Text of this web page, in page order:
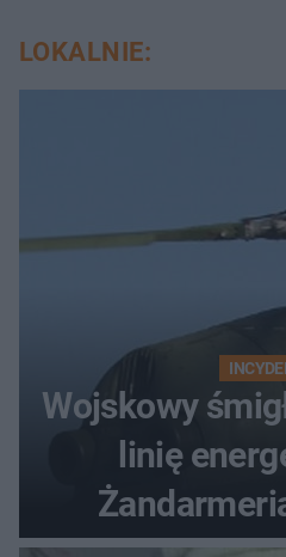
LOKALNIE:
Wojskowy
linię